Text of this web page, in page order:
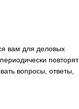
вам для деловых
вопросы, ответы,